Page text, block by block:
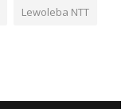
Lewoleba NTT